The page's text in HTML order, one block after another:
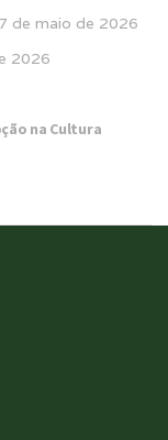
de maio de 2026
2026
na Cultura